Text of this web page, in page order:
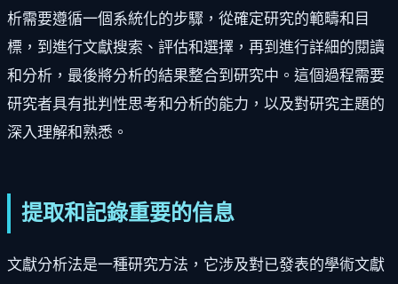
析需要遵循一個系統化的步驟，從確定研究的範疇和目
標，到進行文獻搜索、評估和選擇，再到進行詳細的閱讀
和分析，最後將分析的結果整合到研究中。這個過程需要
研究者具有批判性思考和分析的能力，以及對研究主題的
深入理解和熟悉。
提取和記錄重要的信息
文獻分析法是一種研究方法，它涉及對已發表的學術文獻